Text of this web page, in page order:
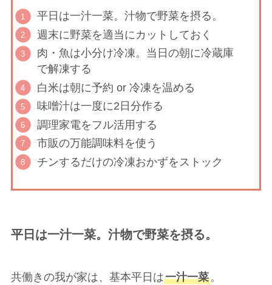
平日は一汁一菜。汁物で野菜を摂る。
週末に野菜を適当にカットしておく
肉・魚は小分け冷凍。当日の朝に冷蔵庫
で解凍する
白米は朝に予約 or 冷凍を温める
味噌汁は一度に2日分作る
調理家電をフル活用する
市販の万能調味料を使う
チンするだけの冷凍おかずをストック
平日は一汁一菜。汁物で野菜を摂る。
共働きの我が家は、基本平日は一汁一菜。